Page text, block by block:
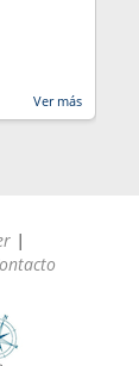
Ver más
|